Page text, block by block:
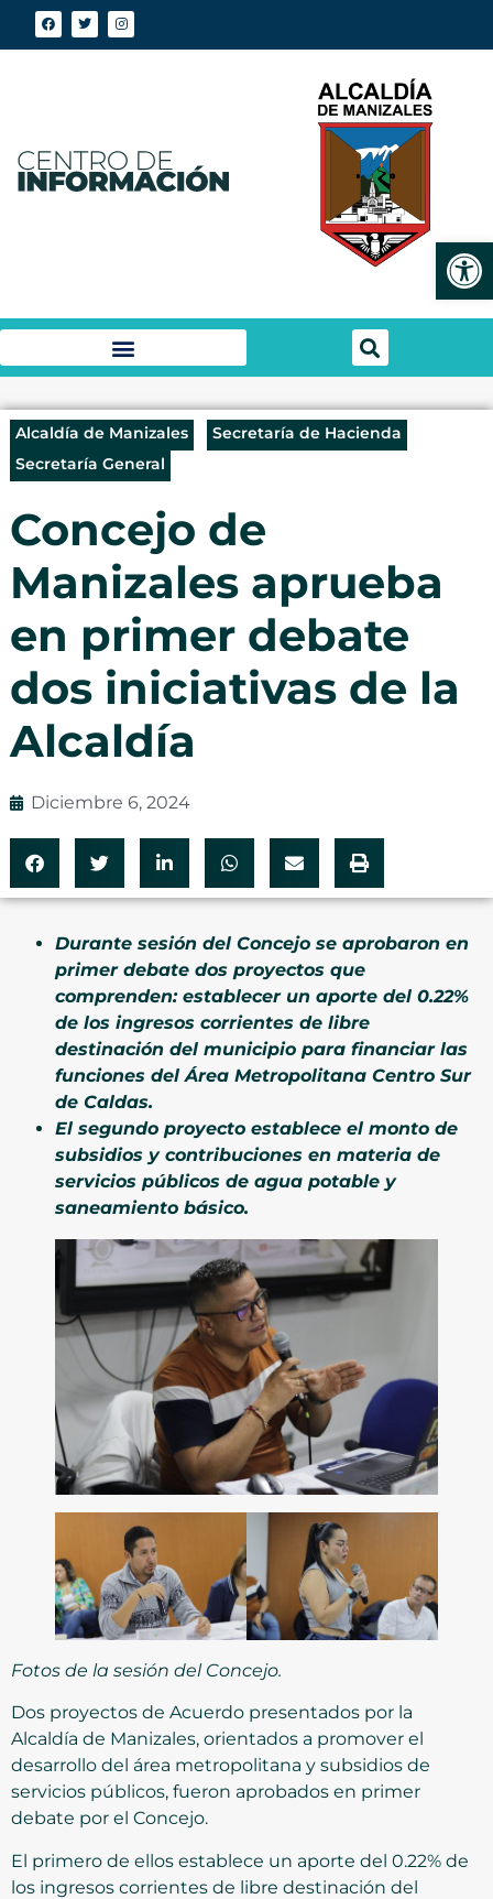
Alcaldía de Manizales
Secretaría de Hacienda
Secretaría General
Concejo de
Manizales aprueba
en primer debate
dos iniciativas de la
Alcaldía
Diciembre 6, 2024
Durante sesión del Concejo se aprobaron en
primer debate dos proyectos que
comprenden: establecer un aporte del 0.22%
de los ingresos corrientes de libre
destinación del municipio para financiar las
funciones del Área Metropolitana Centro Sur
de Caldas.
El segundo proyecto establece el monto de
subsidios y contribuciones en materia de
servicios públicos de agua potable y
saneamiento básico.
Fotos de la sesión del Concejo.
Dos proyectos de Acuerdo presentados por la
Alcaldía de Manizales, orientados a promover el
desarrollo del área metropolitana y subsidios de
servicios públicos, fueron aprobados en primer
debate por el Concejo.
El primero de ellos establece un aporte del 0.22% de
los ingresos corrientes de libre destinación del